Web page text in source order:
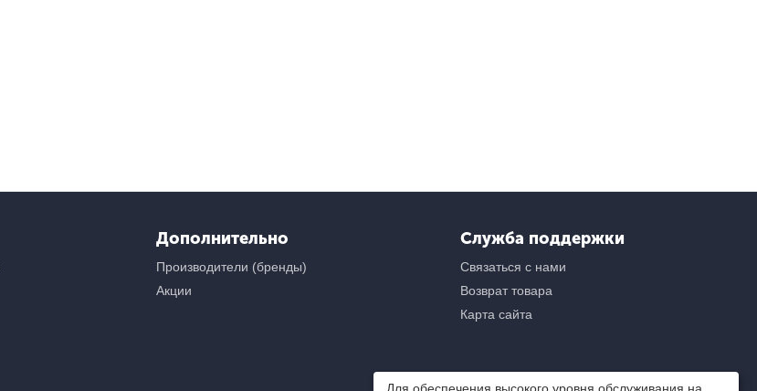
Дополнительно
Производители (бренды)
Акции
Служба поддержки
Связаться с нами
Возврат товара
Карта сайта